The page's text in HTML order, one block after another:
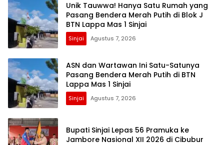
Unik Tauwwa! Hanya Satu Rumah yang
Pasang Bendera Merah Putih di Blok J
BTN Lappa Mas 1 Sinjai
Sinjai Agustus 7, 2026
ASN dan Wartawan Ini Satu-Satunya
Pasang Bendera Merah Putih di BTN
Lappa Mas 1 Sinjai
Sinjai Agustus 7, 2026
Bupati Sinjai Lepas 56 Pramuka ke
Jambore Nasional XII 2026 di Cibubur